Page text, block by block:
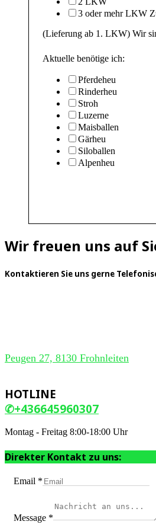
3 oder mehr LKW
(Lieferung ab 1. LKW) Wir
Aktuelle benötige ich:
Pferdeheu
Rinderheu
Stroh
Luzerne
Maisballen
Gärheu
Siloballen
Alpenheu
Wir freuen uns auf
Kontaktieren Sie uns gerne
Peugen 27, 8130 Frohnleiten
HOTLINE
✆+436645960307
Montag - Freitag 8:00-18:00 Uhr
Direkter Kontakt zu uns:
Email *
Message *